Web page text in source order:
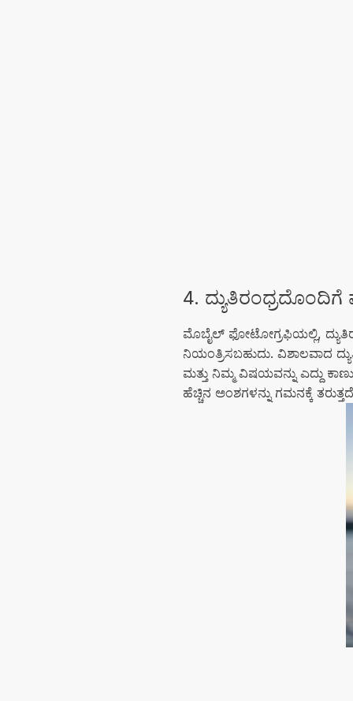
4.
ಮೊಬೈಲ್ ಫೋಟೋಗ್ರಫಿಯಲ್ಲಿ,
ನಿಯಂತ್ರಿಸಬಹುದು. ವಿಶಾಲವಾದ
ಮತ್ತು ನಿಮ್ಮ ವಿಷಯವನ್ನು ಎದ್ದು
ಹೆಚ್ಚಿನ ಅಂಶಗಳನ್ನು ಗಮನಕ್ಕೆ